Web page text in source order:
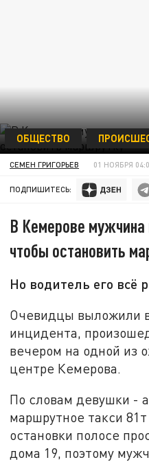
ОБЩЕСТВО
СЕМЕН ГРИГОРЬЕВ 01 НОЯБРЯ
ПОДПИШИТЕСЬ:
В Кемерове мужчина
чтобы остановить
Но водитель его всё
Очевидцы выложили
инцидента,
вечером на одной из
центре Кемерова.
По словам девушки -
маршрутное такси
остановки полосе
дома 19, поэтому